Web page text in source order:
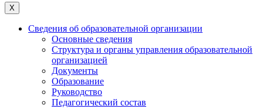
X
Сведения об образовательной организации
Основные сведения
Структура и органы управления образовательной
организацией
Документы
Образование
Руководство
Педагогический состав